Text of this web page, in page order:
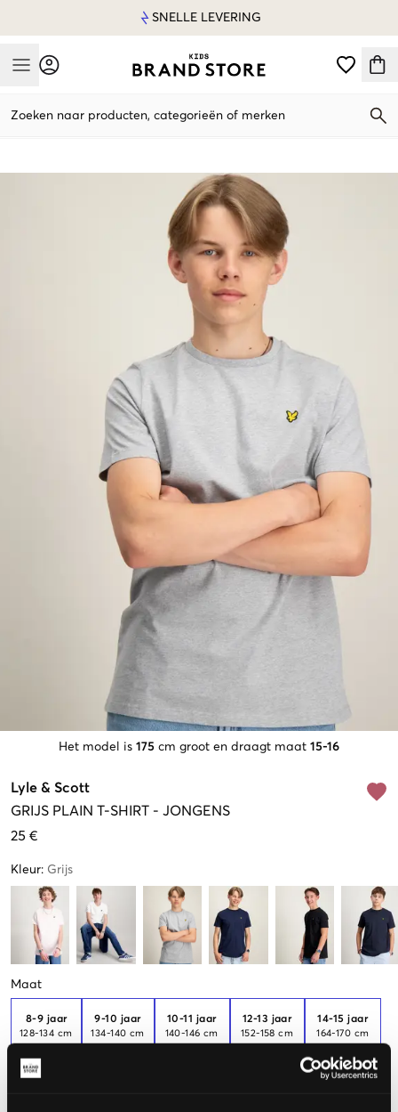
SNELLE LEVERING
Mobile Menu
Zoeken naar producten, categorieën of merken
Het model is 175 cm groot en draagt maat 15-16
Lyle & Scott
GRIJS PLAIN T-SHIRT - JONGENS
25 €
Kleur: Grijs
Maat
8-9 jaar
128-134 cm
Nog
9-10 jaar
134-140 cm
10-11 jaar
140-146 cm
12-13 jaar
152-158 cm
14-15 jaar
164-170 cm